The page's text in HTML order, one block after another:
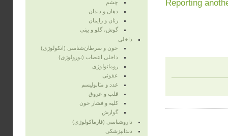
چشم
دهان و دندان
زنان و زایمان
گوش، گلو و بینی
داخلی
خون و سرطان‌شناسی (انکولوژی)
داخلی اعصاب (نورولوژی)
روماتولوژی
عفونی
غدد و متابولیسم
قلب و عروق
کلیه و فشار خون
گوارش
داروشناسی (فارماکولوژی)
دندانپزشکی